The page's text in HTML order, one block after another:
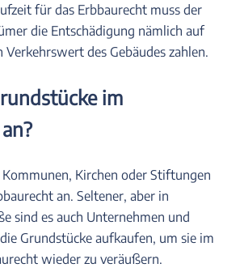
für das Erbbaurecht muss der
die Entschädigung nämlich auf
des Gebäudes zahlen.
im
Kirchen oder Stiftungen
an. Seltener, aber in
sind es auch Unternehmen und
Grundstücke aufkaufen, um sie im
wieder zu veräußern.